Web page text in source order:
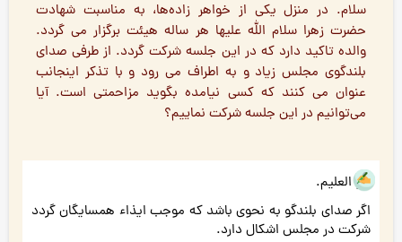
سلام. در منزل يكى از خواهر زاده‌ها، به مناسبت شهادت
حضرت زهرا سلام الله عليها هر ساله هيئت برگزار می گردد.
والده تاکید دارد که در این جلسه شرکت گردد. از طرفی صدای
بلندگوی مجلس زياد و به اطراف مى رود و با تذكر اينجانب
عنوان مى كنند كه كسى نيامده بگويد مزاحمتى است. آيا
مى‌توانيم در اين جلسه شركت نماييم؟
هو العلیم.
اگر صدای بلندگو به نحوی باشد که موجب ایذاء همسایگان گردد
شرکت در مجلس اشکال دارد.